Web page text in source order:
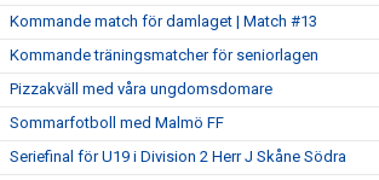
Kommande match för damlaget | Match #13
Kommande träningsmatcher för seniorlagen
Pizzakväll med våra ungdomsdomare
Sommarfotboll med Malmö FF
Seriefinal för U19 i Division 2 Herr J Skåne Södra